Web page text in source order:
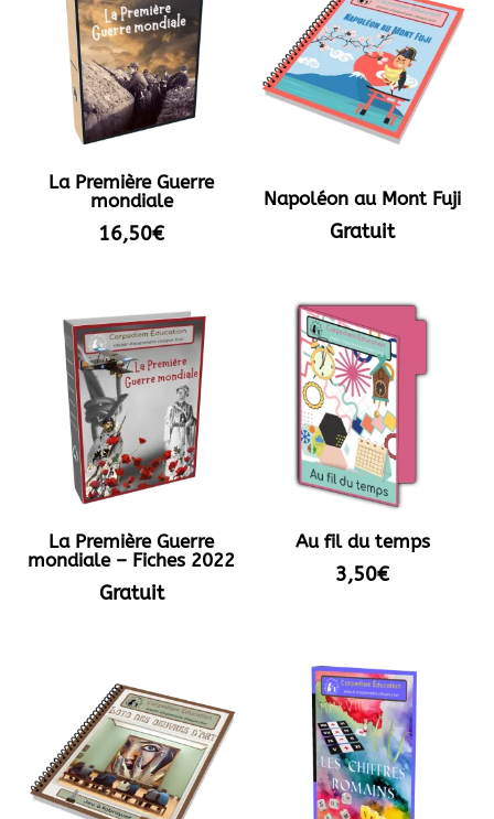
La Première Guerre
mondiale
16,50€
Napoléon au Mont Fuji
Gratuit
La Première Guerre
mondiale – Fiches 2022
Gratuit
Au fil du temps
3,50€